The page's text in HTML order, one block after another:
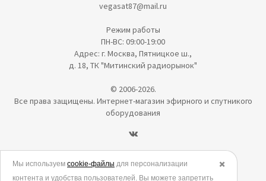
vegasat87@mail.ru
Режим работы
ПН-ВС: 09:00-19:00
Адрес: г. Москва, Пятницкое ш.,
д. 18, ТК "Митинский радиорынок"
© 2006-2026.
Все права защищены. Интернет-магазин эфирного и спутникого
оборудования
Политика в отношении обработки персональных данных
✖️
Мы используем cookie-файлы для персонализации
контента и удобства пользователей. Вы можете запретить